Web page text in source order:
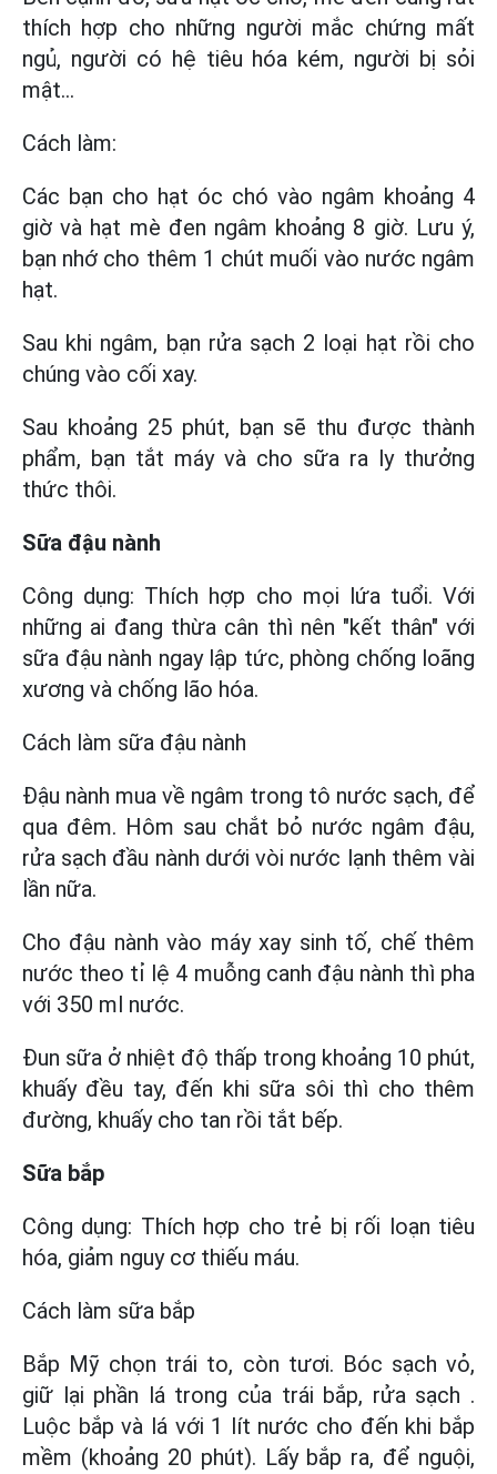
thích hợp cho những người mắc chứng mất
ngủ, người có hệ tiêu hóa kém, người bị sỏi
mật...
Cách làm:
Các bạn cho hạt óc chó vào ngâm khoảng 4
giờ và hạt mè đen ngâm khoảng 8 giờ. Lưu ý,
bạn nhớ cho thêm 1 chút muối vào nước ngâm
hạt.
Sau khi ngâm, bạn rửa sạch 2 loại hạt rồi cho
chúng vào cối xay.
Sau khoảng 25 phút, bạn sẽ thu được thành
phẩm, bạn tắt máy và cho sữa ra ly thưởng
thức thôi.
Sữa đậu nành
Công dụng: Thích hợp cho mọi lứa tuổi. Với
những ai đang thừa cân thì nên "kết thân" với
sữa đậu nành ngay lập tức, phòng chống loãng
xương và chống lão hóa.
Cách làm sữa đậu nành
Đậu nành mua về ngâm trong tô nước sạch, để
qua đêm. Hôm sau chắt bỏ nước ngâm đậu,
rửa sạch đầu nành dưới vòi nước lạnh thêm vài
lần nữa.
Cho đậu nành vào máy xay sinh tố, chế thêm
nước theo tỉ lệ 4 muỗng canh đậu nành thì pha
với 350 ml nước.
Đun sữa ở nhiệt độ thấp trong khoảng 10 phút,
khuấy đều tay, đến khi sữa sôi thì cho thêm
đường, khuấy cho tan rồi tắt bếp.
Sữa bắp
Công dụng: Thích hợp cho trẻ bị rối loạn tiêu
hóa, giảm nguy cơ thiếu máu.
Cách làm sữa bắp
Bắp Mỹ chọn trái to, còn tươi. Bóc sạch vỏ,
giữ lại phần lá trong của trái bắp, rửa sạch .
Luộc bắp và lá với 1 lít nước cho đến khi bắp
mềm (khoảng 20 phút). Lấy bắp ra, để nguội,